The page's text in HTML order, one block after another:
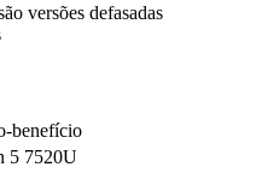
versões defasadas
benefício
5 7520U